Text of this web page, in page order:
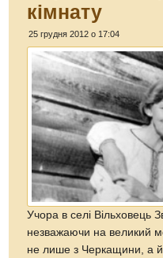
кімнату
25 грудня 2012 о 17:04
Учора в селі Вільховець
незважаючи на великий
не лише з Черкащини, а й